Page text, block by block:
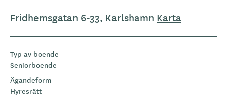
Fridhemsgatan 6-33, Karlshamn Karta
Typ av boende
Seniorboende
Ägandeform
Hyresrätt